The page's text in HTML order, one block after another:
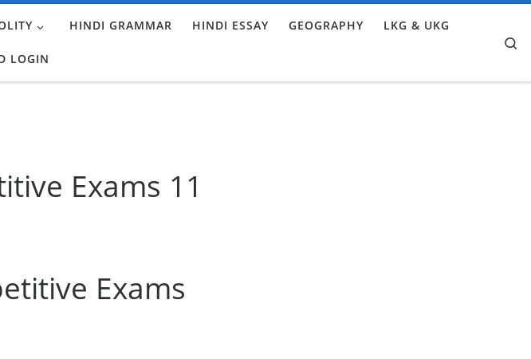
HINDI GRAMMAR HINDI ESSAY GEOGRAPHY LKG & UKG
LOGIN
Exams 11
Exams